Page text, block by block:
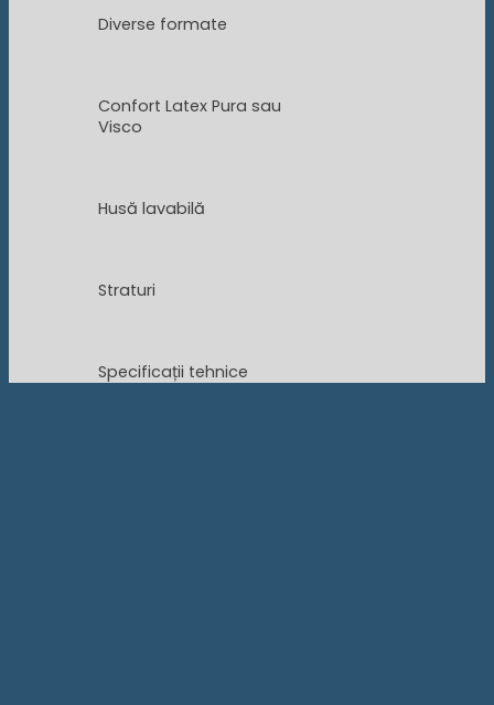
Diverse formate
Confort Latex Pura sau
Visco
Husă lavabilă
Straturi
Specificații tehnice